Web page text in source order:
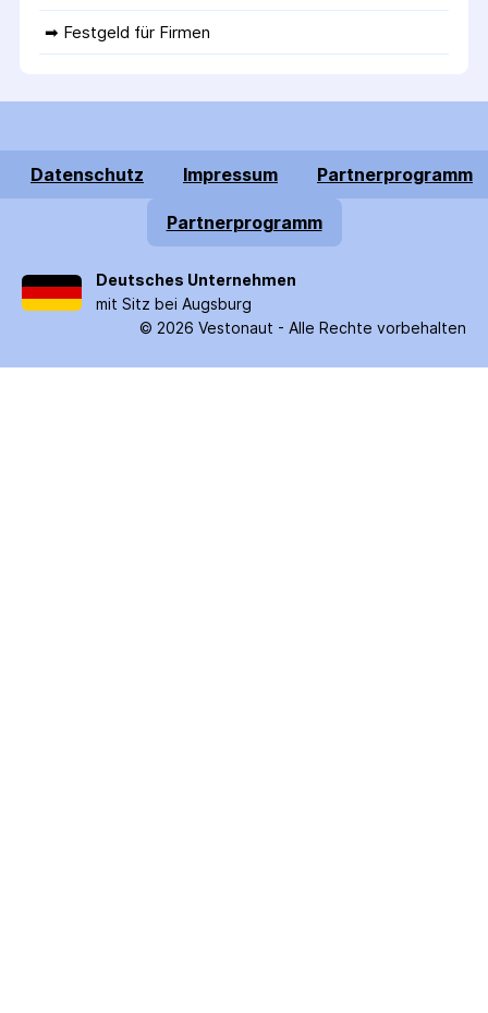
➡ Festgeld für Firmen
Datenschutz Impressum Partnerprogramm
Partnerprogramm
Deutsches Unternehmen
mit Sitz bei Augsburg
© 2026 Vestonaut - Alle Rechte vorbehalten